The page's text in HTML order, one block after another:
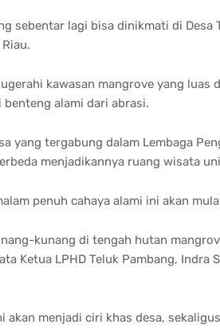
sebentar lagi bisa dinikmati di Desa
kawasan mangrove yang luas
benteng alami dari abrasi.
yang tergabung dalam Lembaga
menjadikannya ruang wisata
penuh cahaya alami ini akan
kunang di tengah hutan
Ketua LPHD Teluk Pambang,
akan menjadi ciri khas desa,